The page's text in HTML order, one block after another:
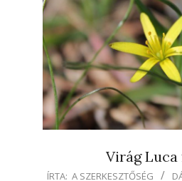
Virág
2021-
ÍRTA: A SZERKESZTŐSÉG